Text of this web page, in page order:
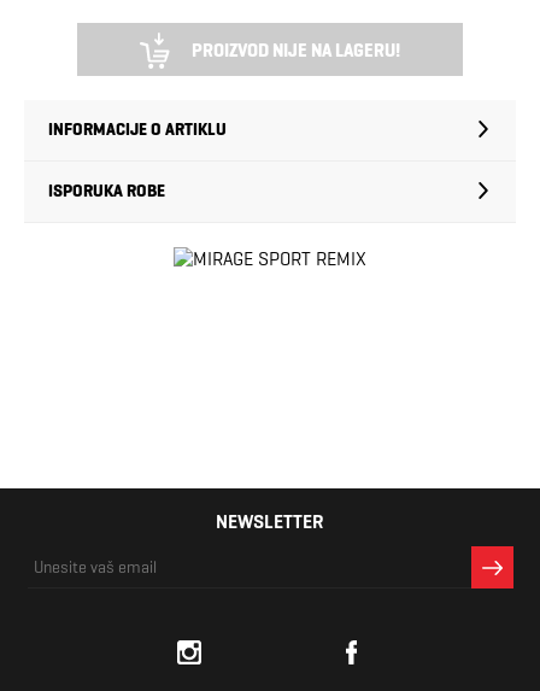
PROIZVOD NIJE NA LAGERU!
INFORMACIJE O ARTIKLU
ISPORUKA ROBE
NEWSLETTER